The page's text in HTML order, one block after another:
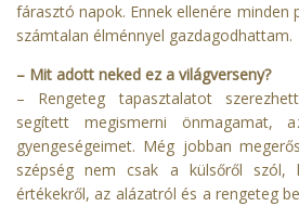
fárasztó napok. Ennek ellenére minden
számtalan élménnyel gazdagodhattam.
– Mit adott neked ez a világverseny?
– Rengeteg tapasztalatot
segített megismerni önmagamat,
gyengeségeimet. Még jobban
szépség nem csak a külsőről szól,
értékekről, az alázatról és a rengeteg